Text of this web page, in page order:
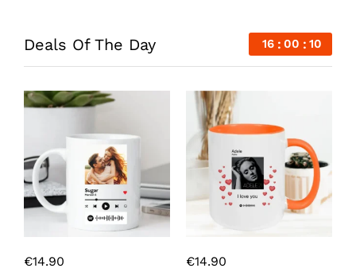
Deals Of The Day 16 00 09
€14.90 €14.90